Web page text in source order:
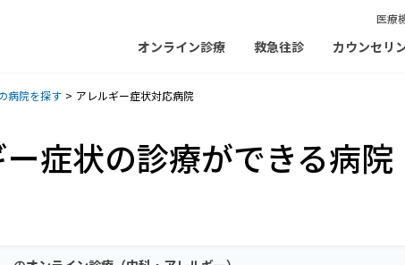
医療
オンライン診療 救急往診 カウンセリ
病院を探す アレルギー症状対応病院
症状の診療ができる病院